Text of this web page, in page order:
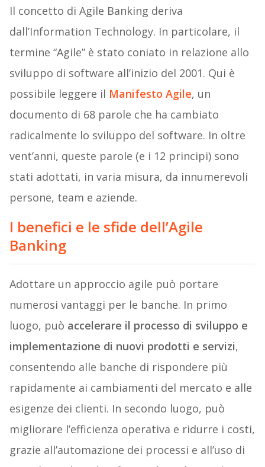
Il concetto di Agile Banking deriva
dall’Information Technology. In particolare, il
termine “Agile” è stato coniato in relazione allo
sviluppo di software all’inizio del 2001. Qui è
possibile leggere il Manifesto Agile, un
documento di 68 parole che ha cambiato
radicalmente lo sviluppo del software. In oltre
vent’anni, queste parole (e i 12 principi) sono
stati adottati, in varia misura, da innumerevoli
persone, team e aziende.
I benefici e le sfide dell’Agile
Banking
Adottare un approccio agile può portare
numerosi vantaggi per le banche. In primo
luogo, può accelerare il processo di sviluppo e
implementazione di nuovi prodotti e servizi,
consentendo alle banche di rispondere più
rapidamente ai cambiamenti del mercato e alle
esigenze dei clienti. In secondo luogo, può
migliorare l’efficienza operativa e ridurre i costi,
grazie all’automazione dei processi e all’uso di